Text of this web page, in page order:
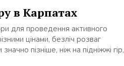
в Карпатах
для проведення активного
цінами, безліч розваг
пізніше, ніж на підніжжі гір,